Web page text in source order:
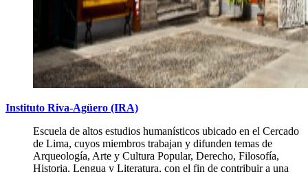
Instituto Riva-Agüero (IRA)
Escuela de altos estudios humanísticos ubicado en el Cercado
de Lima, cuyos miembros trabajan y difunden temas de
Arqueología, Arte y Cultura Popular, Derecho, Filosofía,
Historia, Lengua y Literatura, con el fin de contribuir a una